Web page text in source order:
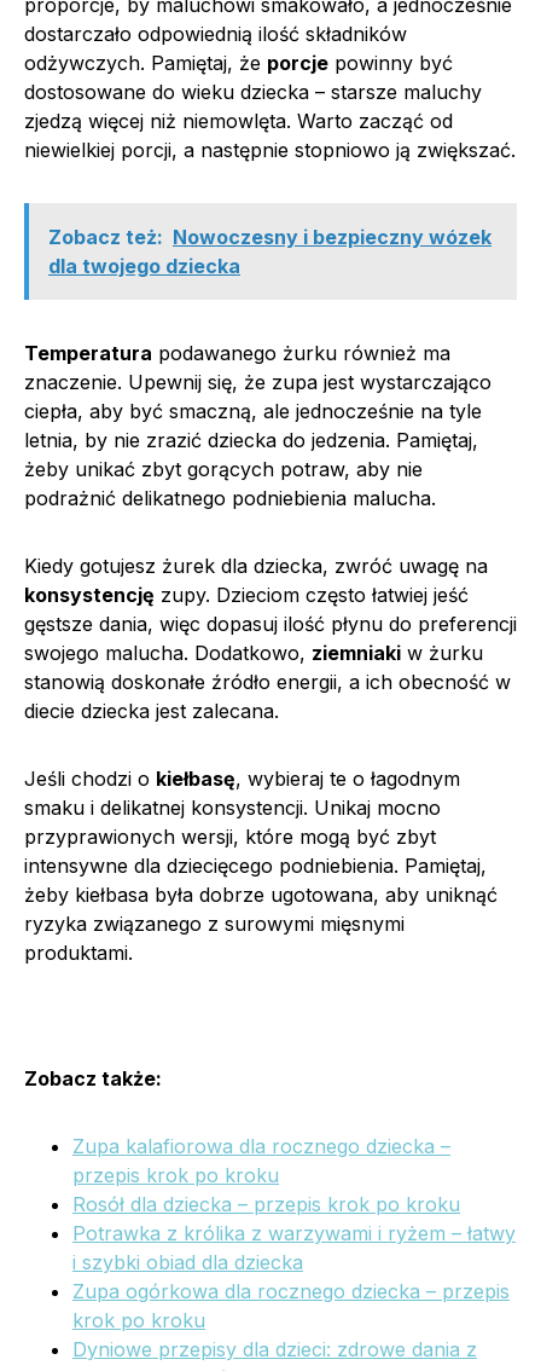
dostarczało odpowiednią ilość składników
odżywczych. Pamiętaj, że porcje powinny być
dostosowane do wieku dziecka – starsze maluchy
zjedzą więcej niż niemowlęta. Warto zacząć od
niewielkiej porcji, a następnie stopniowo ją zwiększać.
Zobacz też: Nowoczesny i bezpieczny wózek
dla twojego dziecka
Temperatura podawanego żurku również ma
znaczenie. Upewnij się, że zupa jest wystarczająco
ciepła, aby być smaczną, ale jednocześnie na tyle
letnia, by nie zrazić dziecka do jedzenia. Pamiętaj,
żeby unikać zbyt gorących potraw, aby nie
podrażnić delikatnego podniebienia malucha.
Kiedy gotujesz żurek dla dziecka, zwróć uwagę na
konsystencję zupy. Dzieciom często łatwiej jeść
gęstsze dania, więc dopasuj ilość płynu do preferencji
swojego malucha. Dodatkowo, ziemniaki w żurku
stanowią doskonałe źródło energii, a ich obecność w
diecie dziecka jest zalecana.
Jeśli chodzi o kiełbasę, wybieraj te o łagodnym
smaku i delikatnej konsystencji. Unikaj mocno
przyprawionych wersji, które mogą być zbyt
intensywne dla dziecięcego podniebienia. Pamiętaj,
żeby kiełbasa była dobrze ugotowana, aby uniknąć
ryzyka związanego z surowymi mięsnymi
produktami.
Zobacz także:
Zupa kalafiorowa dla rocznego dziecka –
przepis krok po kroku
Rosół dla dziecka – przepis krok po kroku
Potrawka z królika z warzywami i ryżem – łatwy
i szybki obiad dla dziecka
Zupa ogórkowa dla rocznego dziecka – przepis
krok po kroku
Dyniowe przepisy dla dzieci: zdrowe dania z